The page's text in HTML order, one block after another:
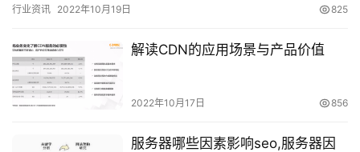
了，…
行业资讯 2022年10月19日 825
解读CDN的应用场景与产品价值
2022年10月17日 856
服务器哪些因素影响seo,服务器因